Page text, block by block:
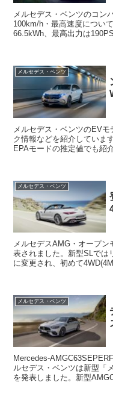
メルセデス・ベンツのコン
100km/h・最高速度につい
66.5kWh、最高出力は
メルセデス・ベンツ
メルセデス・ベンツのEV
ク情報などを紹介していま
EPAモードの推定値でも紹
メルセデス・ベンツ
メルセデスAMG・オープ
表されました。新型SLでは
に変更され、初めて
メルセデス・ベンツ
Mercedes-
ルセデス・ベンツは新型「
を発表しました。新型